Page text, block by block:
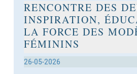
RENCONTRE DES
INSPIRATION,
LA FORCE DES
FÉMININS
26-05-2026